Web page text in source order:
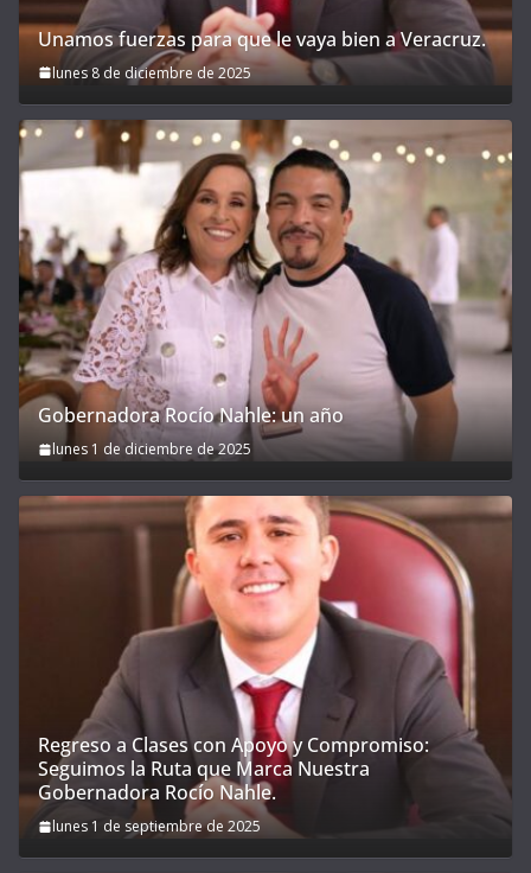
Unamos fuerzas para que le vaya bien a Veracruz.
lunes 8 de diciembre de 2025
Gobernadora Rocío Nahle: un año
lunes 1 de diciembre de 2025
Regreso a Clases con Apoyo y Compromiso:
Seguimos la Ruta que Marca Nuestra
Gobernadora Rocío Nahle.
lunes 1 de septiembre de 2025